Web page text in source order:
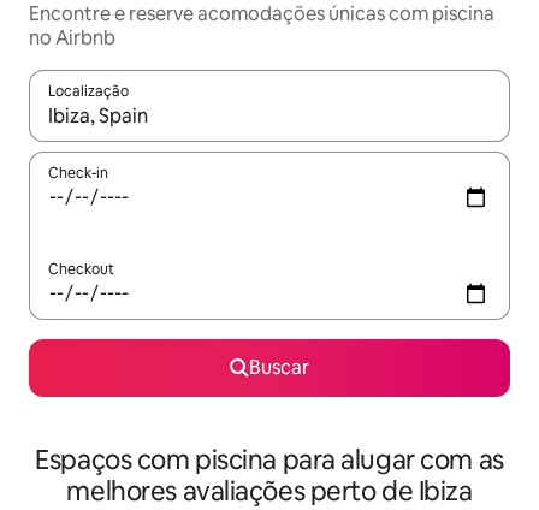
Encontre e reserve acomodações únicas com piscina
no Airbnb
Localização
Quando os resultados estiverem disponíveis, explore-os
Check-in
Checkout
Buscar
Espaços com piscina para alugar com as
melhores avaliações perto de Ibiza